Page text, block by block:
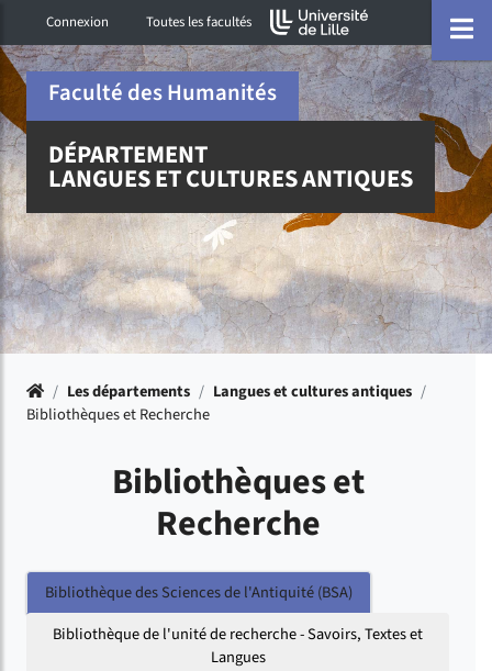
Connexion Toutes les facultés
menu
Faculté des Humanités
DÉPARTEMENT
LANGUES ET CULTURES ANTIQUES
Accueil
/ Les départements / Langues et cultures antiques /
Bibliothèques et Recherche
Bibliothèques et
Recherche
Bibliothèque des Sciences de l'Antiquité (BSA)
Bibliothèque de l'unité de recherche - Savoirs, Textes et
Langues